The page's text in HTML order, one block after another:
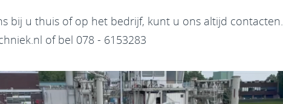
bij u thuis of op het bedrijf, kunt u ons altijd contacten.
of bel 078 - 6153283